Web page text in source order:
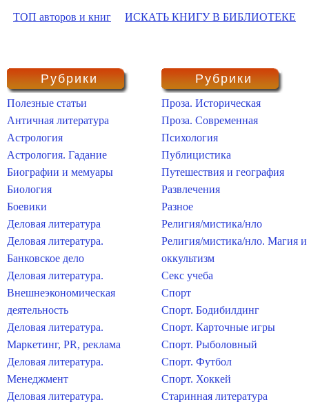
ТОП авторов и книг ИСКАТЬ КНИГУ В БИБЛИОТЕКЕ
Рубрики
Полезные статьи
Античная литература
Астрология
Астрология. Гадание
Биографии и мемуары
Биология
Боевики
Деловая литература
Деловая литература.
Банковское дело
Деловая литература.
Внешнеэкономическая
деятельность
Деловая литература.
Маркетинг, PR, реклама
Деловая литература.
Менеджмент
Деловая литература.
Рубрики
Проза. Историческая
Проза. Современная
Психология
Публицистика
Путешествия и география
Развлечения
Разное
Религия/мистика/нло
Религия/мистика/нло. Магия и
оккультизм
Секс учеба
Спорт
Спорт. Бодибилдинг
Спорт. Карточные игры
Спорт. Рыболовный
Спорт. Футбол
Спорт. Хоккей
Старинная литература